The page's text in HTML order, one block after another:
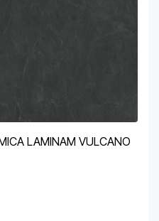
LAMINAM VULCANO